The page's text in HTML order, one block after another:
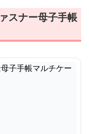
スナー母子手帳